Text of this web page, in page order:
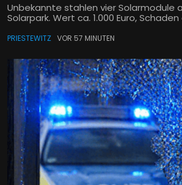
Unbekannte stahlen vier Solarmodule
Solarpark. Wert ca. 1.000 Euro,
PRIESTEWITZ VOR 57 MINUTEN